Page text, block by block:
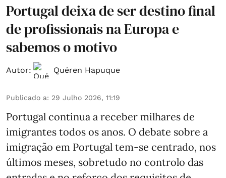
Portugal deixa de ser destino final
de profissionais na Europa e
sabemos o motivo
Autor: Quéren Hapuque
Publicado a: 29 Julho 2026, 11:19
Portugal continua a receber milhares de
imigrantes todos os anos. O debate sobre a
imigração em Portugal tem-se centrado, nos
últimos meses, sobretudo no controlo das